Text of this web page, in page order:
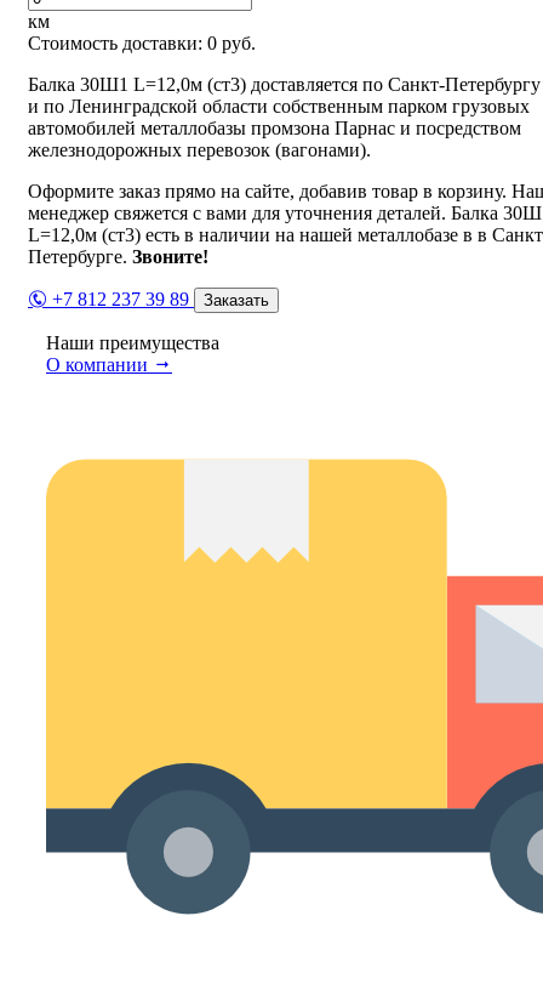
км
Стоимость доставки: 0 руб.
Балка 30Ш1 L=12,0м (ст3) доставляется по Санкт-Петербургу
и по Ленинградской области собственным парком грузовых
автомобилей металлобазы промзона Парнас и посредством
железнодорожных перевозок (вагонами).
Оформите заказ прямо на сайте, добавив товар в корзину.
менеджер свяжется с вами для уточнения деталей. Балка
L=12,0м (ст3) есть в наличии на нашей металлобазе в в
Петербурге. Звоните!
+7 812 237 39 89 Заказать
Наши преимущества
О компании